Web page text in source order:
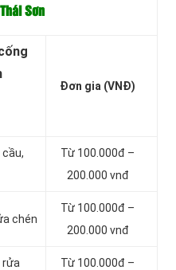
Sơn
Đơn gia (VNĐ)
Từ 100.000đ –
200.000 vnđ
chén
Từ 100.000đ –
200.000 vnđ
rửa
Từ 100.000đ –